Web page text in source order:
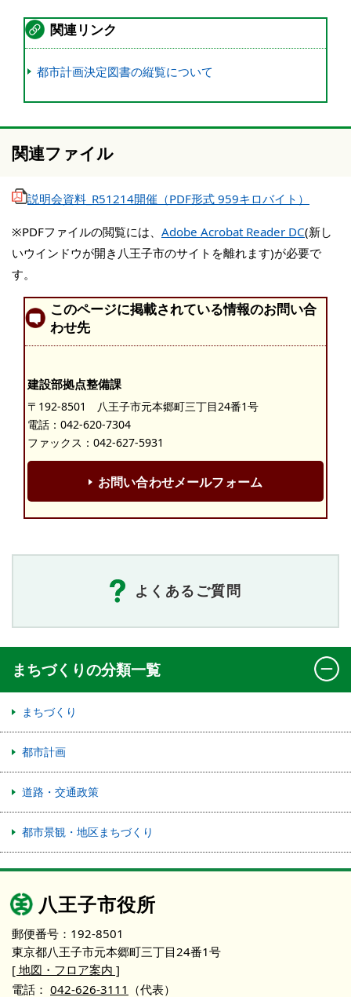
関連リンク
都市計画決定図書の縦覧について
関連ファイル
説明会資料_R51214開催（PDF形式 959キロバイト）
※PDFファイルの閲覧には、 Adobe Acrobat Reader DC(新し
いウインドウが開き八王子市のサイトを離れます)が必要で
す。
このページに掲載されている情報のお問い合
わせ先
建設部拠点整備課
〒192-8501 八王子市元本郷町三丁目24番1号
電話： 042-620-7304
ファックス：042-627-5931
お問い合わせメールフォーム
よくあるご質問
まちづくりの分類一覧
まちづくり
都市計画
道路・交通政策
都市景観・地区まちづくり
八王子市役所
郵便番号：192-8501
東京都八王子市元本郷町三丁目24番1号
[ 地図・フロア案内 ]
電話： 042-626-3111 （代表）